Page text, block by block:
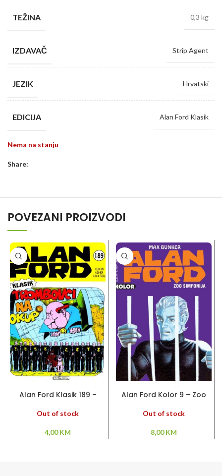
TEŽINA 0,3 kg
IZDAVAČ Strip Agent
JEZIK Hrvatski
EDICIJA Alan Ford Klasik
Nema na stanju
Share:
POVEZANI PROIZVODI
Alan Ford Klasik 189 –
Out of stock
4,00KM
Alan Ford Kolor 9 – Zoo
Out of stock
8,00KM